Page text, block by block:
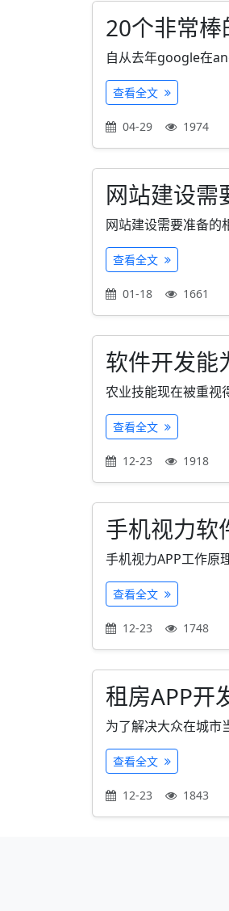
20个非常
自从去年google在
查看全文
04-29 1974
网站建设需
网站建设需要准备的
查看全文
01-18 1661
软件开发能
农业技能现在被重视
查看全文
12-23 1918
手机视力软
手机视力APP工作原
查看全文
12-23 1748
租房APP开
为了解决大众在城市
查看全文
12-23 1843